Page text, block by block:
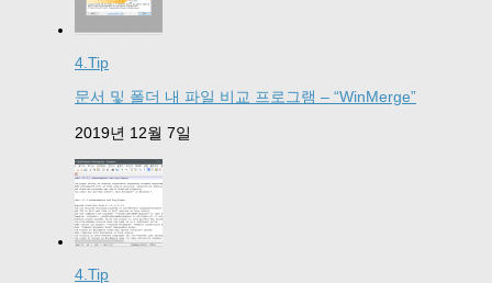
4.Tip
문서 및 폴더 내 파일 비교 프로그램 – “WinMerge”
2019년 12월 7일
4.Tip